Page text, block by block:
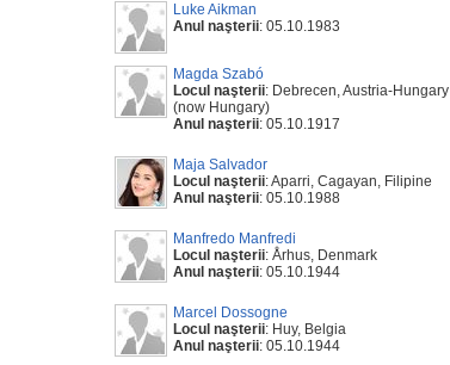
Luke Aikman
Anul naşterii: 05.10.1983
Magda Szabó
Locul naşterii: Debrecen, Austria-Hungary
(now Hungary)
Anul naşterii: 05.10.1917
Maja Salvador
Locul naşterii: Aparri, Cagayan, Filipine
Anul naşterii: 05.10.1988
Manfredo Manfredi
Locul naşterii: Århus, Denmark
Anul naşterii: 05.10.1944
Marcel Dossogne
Locul naşterii: Huy, Belgia
Anul naşterii: 05.10.1944